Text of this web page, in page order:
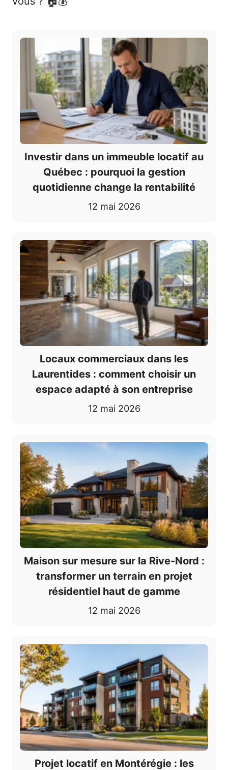
Investir dans un immeuble locatif au
Québec : pourquoi la gestion
quotidienne change la rentabilité
12 mai 2026
Locaux commerciaux dans les
Laurentides : comment choisir un
espace adapté à son entreprise
12 mai 2026
Maison sur mesure sur la Rive-Nord :
transformer un terrain en projet
résidentiel haut de gamme
12 mai 2026
Projet locatif en Montérégie : les